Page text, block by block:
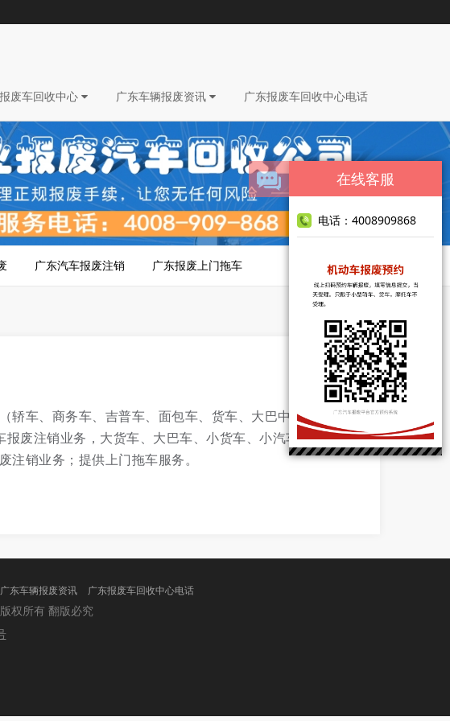
废车回收中心 广东车辆报废资讯 广东报废车回收中心电话
广东汽车报废注销 广东报废上门拖车
轿车、商务车、吉普车、面包车、货车、大巴中巴、工程用
废注销业务，大货车、大巴车、小货车、小汽车、拖车、
销业务；提供上门拖车服务。
广东车辆报废资讯 广东报废车回收中心电话
版权所有 翻版必究
在线客服
电话：4008909868